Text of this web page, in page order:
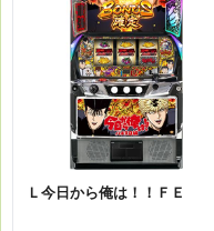
Ｌ今日から俺は！！ＦＥ